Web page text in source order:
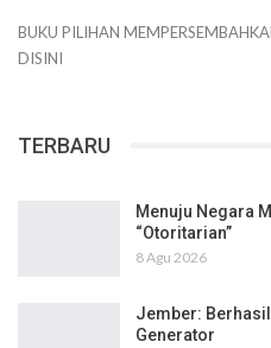
BUKU PILIHAN
DISINI
TERBARU
Menuju Negara
“Otoritarian”
8 Agu 2026
Jember:
Generator